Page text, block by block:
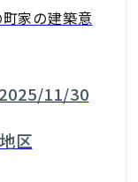
家の建築意
2025/11/30
区